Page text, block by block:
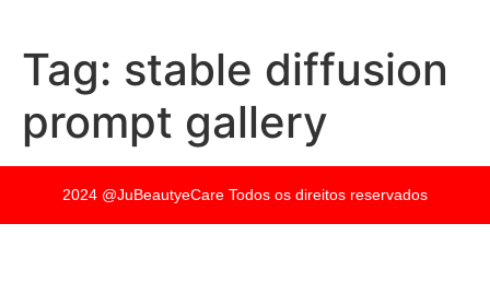
Tag: stable diffusion
prompt gallery
2024 @JuBeautyeCare Todos os direitos reservados